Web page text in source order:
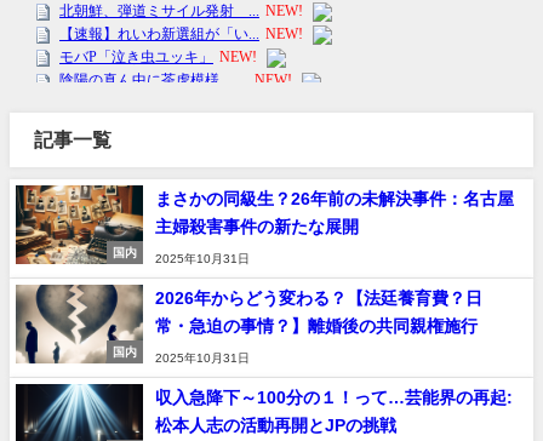
記事一覧
国内
まさかの同級生？26年前の未解決事件：名古屋
主婦殺害事件の新たな展開
2025年10月31日
国内
2026年からどう変わる？【法廷養育費？日
常・急迫の事情？】離婚後の共同親権施行
2025年10月31日
収入急降下～100分の１！って…芸能界の再起:
松本人志の活動再開とJPの挑戦